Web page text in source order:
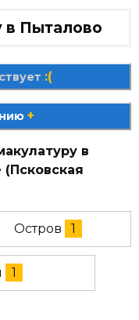
в Пыталово
:(
+
в
Остров 1
1